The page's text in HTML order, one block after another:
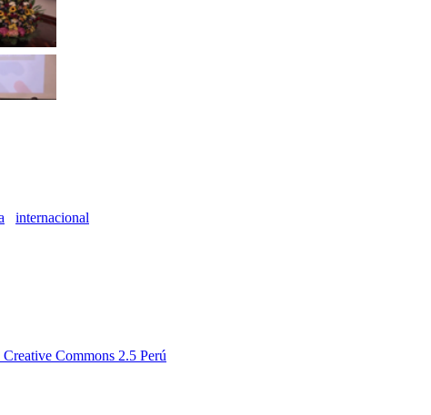
internacional
Commons 2.5 Perú